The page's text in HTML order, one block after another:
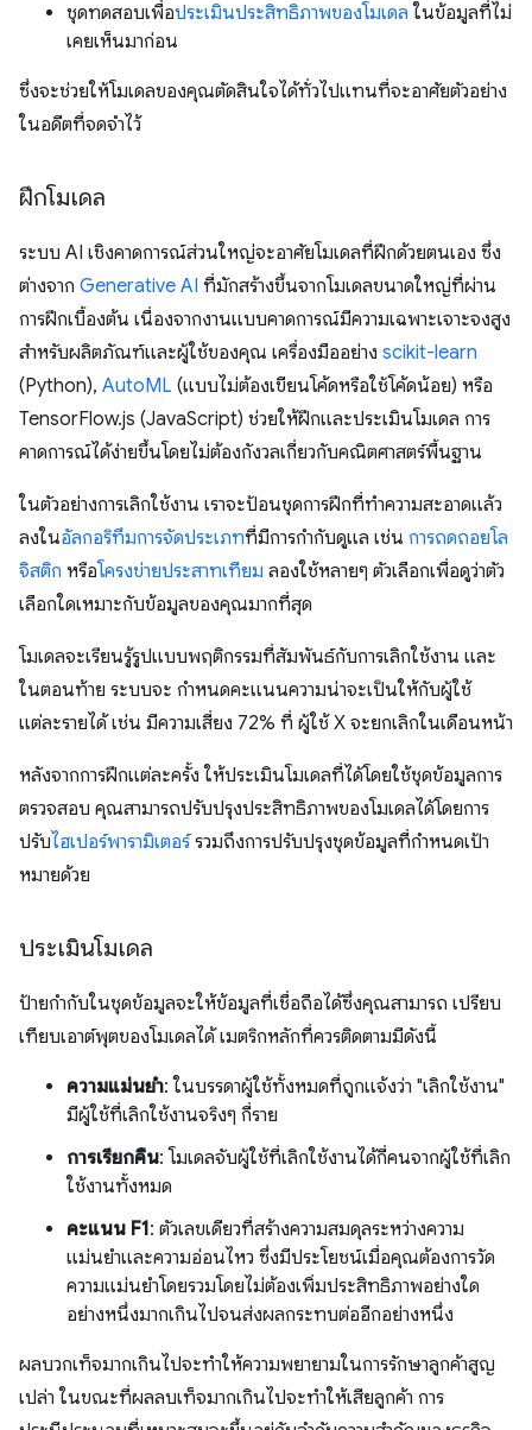
ชุดทดสอบเพื่อประเมินประสิทธิภาพของโมเดล ในข้อมูลที่ไม่
เคยเห็นมาก่อน
ซึ่งจะช่วยให้โมเดลของคุณตัดสินใจได้ทั่วไปแทนที่จะอาศัยตัวอย่าง
ในอดีตที่จดจำไว้
ฝึกโมเดล
ระบบ AI เชิงคาดการณ์ส่วนใหญ่จะอาศัยโมเดลที่ฝึกด้วยตนเอง ซึ่ง
ต่างจาก Generative AI ที่มักสร้างขึ้นจากโมเดลขนาดใหญ่ที่ผ่าน
การฝึกเบื้องต้น เนื่องจากงานแบบคาดการณ์มีความเฉพาะเจาะจงสูง
สำหรับผลิตภัณฑ์และผู้ใช้ของคุณ เครื่องมืออย่าง scikit-learn
(Python), AutoML (แบบไม่ต้องเขียนโค้ดหรือใช้โค้ดน้อย) หรือ
TensorFlow.js (JavaScript) ช่วยให้ฝึกและประเมินโมเดล การ
คาดการณ์ได้ง่ายขึ้นโดยไม่ต้องกังวลเกี่ยวกับคณิตศาสตร์พื้นฐาน
ในตัวอย่างการเลิกใช้งาน เราจะป้อนชุดการฝึกที่ทำความสะอาดแล้ว
ลงในอัลกอริทึมการจัดประเภทที่มีการกำกับดูแล เช่น การถดถอยโล
จิสติก หรือโครงข่ายประสาทเทียม ลองใช้หลายๆ ตัวเลือกเพื่อดูว่าตัว
เลือกใดเหมาะกับข้อมูลของคุณมากที่สุด
โมเดลจะเรียนรู้รูปแบบพฤติกรรมที่สัมพันธ์กับการเลิกใช้งาน และ
ในตอนท้าย ระบบจะ กำหนดคะแนนความน่าจะเป็นให้กับผู้ใช้
แต่ละรายได้ เช่น มีความเสี่ยง 72% ที่ ผู้ใช้ X จะยกเลิกในเดือนหน้า
หลังจากการฝึกแต่ละครั้ง ให้ประเมินโมเดลที่ได้โดยใช้ชุดข้อมูลการ
ตรวจสอบ คุณสามารถปรับปรุงประสิทธิภาพของโมเดลได้โดยการ
ปรับไฮเปอร์พารามิเตอร์รวมถึงการปรับปรุงชุดข้อมูลที่กำหนดเป้า
หมายด้วย
ประเมินโมเดล
ป้ายกำกับในชุดข้อมูลจะให้ข้อมูลที่เชื่อถือได้ซึ่งคุณสามารถ เปรียบ
เทียบเอาต์พุตของโมเดลได้ เมตริกหลักที่ควรติดตามมีดังนี้
ความแม่นยำ: ในบรรดาผู้ใช้ทั้งหมดที่ถูกแจ้งว่า "เลิกใช้งาน"
มีผู้ใช้ที่เลิกใช้งานจริงๆ กี่ราย
การเรียกคืน: โมเดลจับผู้ใช้ที่เลิกใช้งานได้กี่คนจากผู้ใช้ที่เลิก
ใช้งานทั้งหมด
คะแนน F1: ตัวเลขเดียวที่สร้างความสมดุลระหว่างความ
แม่นยำและความอ่อนไหว ซึ่งมีประโยชน์เมื่อคุณต้องการวัด
ความแม่นยำโดยรวมโดยไม่ต้องเพิ่มประสิทธิภาพอย่างใด
อย่างหนึ่งมากเกินไปจนส่งผลกระทบต่ออีกอย่างหนึ่ง
ผลบวกเท็จมากเกินไปจะทำให้ความพยายามในการรักษาลูกค้าสูญ
เปล่า ในขณะที่ผลลบเท็จมากเกินไปจะทำให้เสียลูกค้า การ